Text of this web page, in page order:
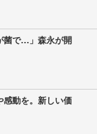
菌で…」森永が開
感動を。新しい価